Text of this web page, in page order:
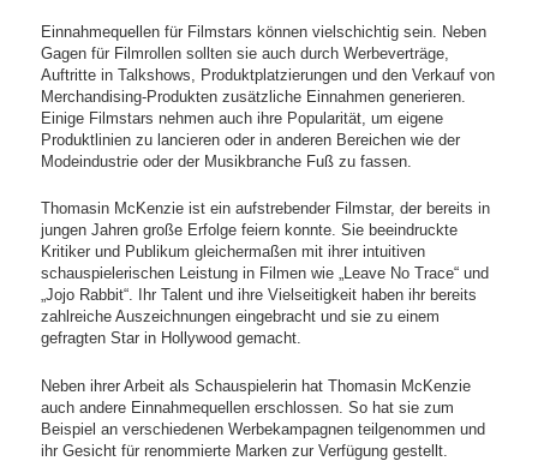
Einnahmequellen für Filmstars können vielschichtig sein. Neben
Gagen für Filmrollen sollten sie auch durch Werbeverträge,
Auftritte in Talkshows, Produktplatzierungen und den Verkauf von
Merchandising-Produkten zusätzliche Einnahmen generieren.
Einige Filmstars nehmen auch ihre Popularität, um eigene
Produktlinien zu lancieren oder in anderen Bereichen wie der
Modeindustrie oder der Musikbranche Fuß zu fassen.
Thomasin McKenzie ist ein aufstrebender Filmstar, der bereits in
jungen Jahren große Erfolge feiern konnte. Sie beeindruckte
Kritiker und Publikum gleichermaßen mit ihrer intuitiven
schauspielerischen Leistung in Filmen wie „Leave No Trace“ und
„Jojo Rabbit“. Ihr Talent und ihre Vielseitigkeit haben ihr bereits
zahlreiche Auszeichnungen eingebracht und sie zu einem
gefragten Star in Hollywood gemacht.
Neben ihrer Arbeit als Schauspielerin hat Thomasin McKenzie
auch andere Einnahmequellen erschlossen. So hat sie zum
Beispiel an verschiedenen Werbekampagnen teilgenommen und
ihr Gesicht für renommierte Marken zur Verfügung gestellt.